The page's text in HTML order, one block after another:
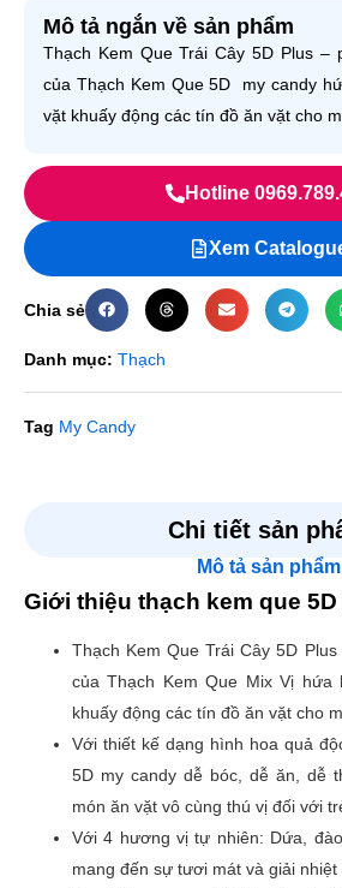
Mô tả ngắn về sản phẩm
Thạch Kem Que Trái Cây 5D Plus –
của Thạch Kem Que 5D my candy
vặt khuấy động các tín đồ ăn vặt cho
Hotline
Xem
Chia sẻ
Danh mục: Thạch
Tag My Candy
Chi tiết sản
Mô tả sản phẩm
Giới thiệu thạch kem que
Thạch Kem Que Trái Cây 5D
của Thạch Kem Que Mix Vị
khuấy động các tín đồ ăn vặt cho
Với thiết kế dạng hình hoa quả
5D my candy dễ bóc, dễ ăn, dễ
món ăn vặt vô cùng thú vị đối với
Với 4 hương vị tự nhiên: Dứa,
mang đến sự tươi mát và giải nhiệt
Chưa có đánh giá nào.
MY CANDY”
Email của bạn sẽ không được hiển
trường bắt buộc được đánh dấu*
Đánh giá của bạn*